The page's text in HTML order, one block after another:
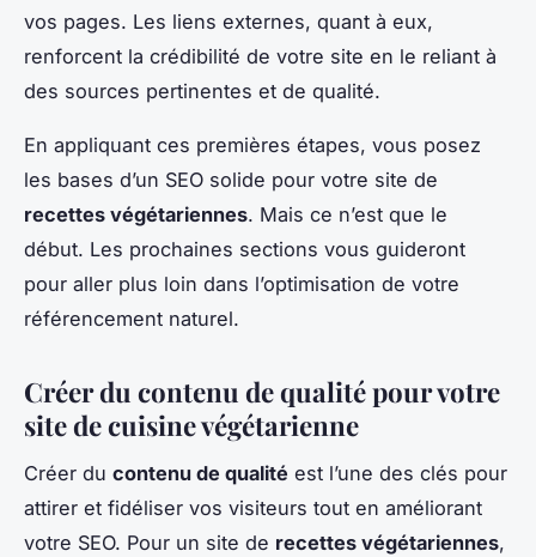
vos pages. Les liens externes, quant à eux,
renforcent la crédibilité de votre site en le reliant à
des sources pertinentes et de qualité.
En appliquant ces premières étapes, vous posez
les bases d’un SEO solide pour votre site de
recettes végétariennes. Mais ce n’est que le
début. Les prochaines sections vous guideront
pour aller plus loin dans l’optimisation de votre
référencement naturel.
Créer du contenu de qualité pour votre
site de cuisine végétarienne
Créer du contenu de qualité est l’une des clés pour
attirer et fidéliser vos visiteurs tout en améliorant
votre SEO. Pour un site de recettes végétariennes,